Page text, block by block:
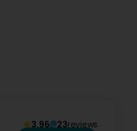
3.96 23reviews